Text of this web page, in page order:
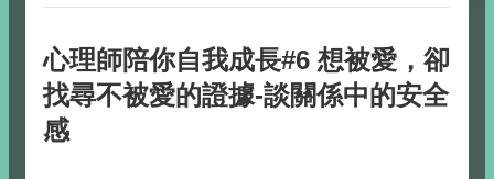
心理師陪你自我成長#6 想被愛，卻
找尋不被愛的證據-談關係中的安全
感